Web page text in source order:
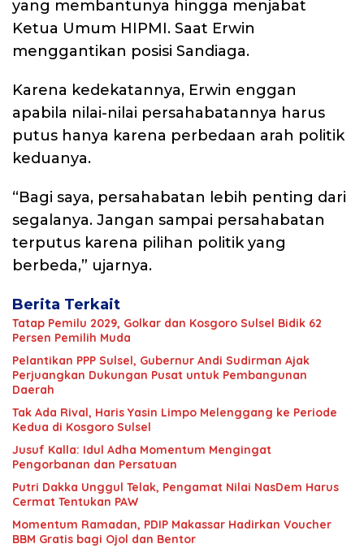
yang membantunya hingga menjabat
Ketua Umum HIPMI. Saat Erwin
menggantikan posisi Sandiaga.
Karena kedekatannya, Erwin enggan
apabila nilai-nilai persahabatannya harus
putus hanya karena perbedaan arah politik
keduanya.
“Bagi saya, persahabatan lebih penting dari
segalanya. Jangan sampai persahabatan
terputus karena pilihan politik yang
berbeda,” ujarnya.
Berita Terkait
Tatap Pemilu 2029, Golkar dan Kosgoro Sulsel Bidik 62
Persen Pemilih Muda
Pelantikan PPP Sulsel, Gubernur Andi Sudirman Ajak
Perjuangkan Dukungan Pusat untuk Pembangunan
Daerah
Tak Ada Rival, Haris Yasin Limpo Melenggang ke Periode
Kedua di Kosgoro Sulsel
Jusuf Kalla: Idul Adha Momentum Mengingat
Pengorbanan dan Persatuan
Putri Dakka Unggul Telak, Pengamat Nilai NasDem Harus
Cermat Tentukan PAW
Momentum Ramadan, PDIP Makassar Hadirkan Voucher
BBM Gratis bagi Ojol dan Bentor